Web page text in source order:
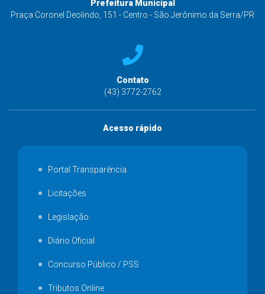
Prefeitura Municipal
Praça Coronel Deolindo, 151 - Centro - São Jerônimo da Serra/PR
Contato
(43) 3772-2762
Acesso rápido
Portal Transparência
Licitações
Legislação
Diário Oficial
Concurso Público / PSS
Tributos Online